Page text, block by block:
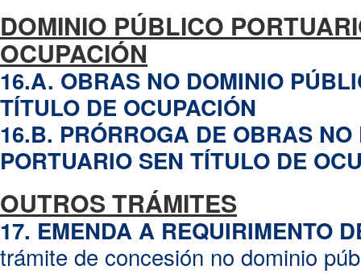
DOMINIO PÚBLICO
OCUPACIÓN
16.A. OBRAS NO DOMINIO
TÍTULO DE OCUPACIÓN
16.B. PRÓRROGA DE OBRAS
PORTUARIO SEN TÍTULO DE
OUTROS TRÁMITES
17. EMENDA A REQUIRIMENTO
trámite de concesión no dominio